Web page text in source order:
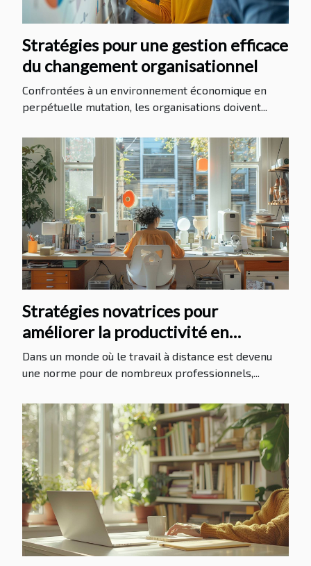
Stratégies pour une gestion efficace
du changement organisationnel
Confrontées à un environnement économique en
perpétuelle mutation, les organisations doivent...
Stratégies novatrices pour
améliorer la productivité en
télétravail
Dans un monde où le travail à distance est devenu
une norme pour de nombreux professionnels,...